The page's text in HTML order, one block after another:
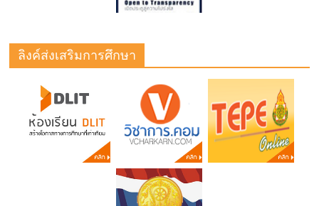
ลิงค์ส่งเสริมการศึกษา